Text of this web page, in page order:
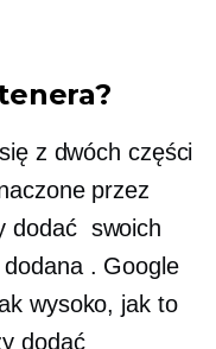
z dwóch części
przez
dodać swoich
. Google
wysoko, jak to
dodać